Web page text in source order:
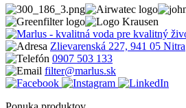
Zlievarenská 227, 941 05 Nitra
0907 503 133
filter@marlus.sk